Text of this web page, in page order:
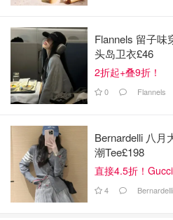
翻了照片 发现这是有它的最后一
Flannels 留子
头岛卫衣£46
2折起+叠9折！
0 Flannels
Bernardelli 八月
潮Tee£198
直接4.5折！
4